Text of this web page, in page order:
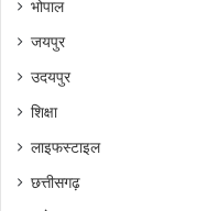
भोपाल
जयपुर
उदयपुर
शिक्षा
लाइफस्टाइल
छत्तीसगढ़